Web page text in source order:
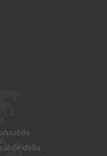
della